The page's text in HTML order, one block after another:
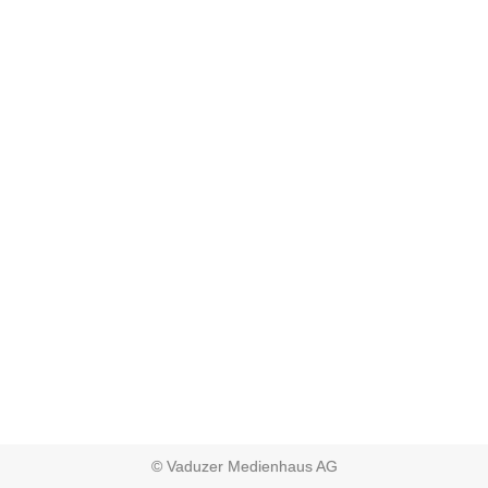
© Vaduzer Medienhaus AG